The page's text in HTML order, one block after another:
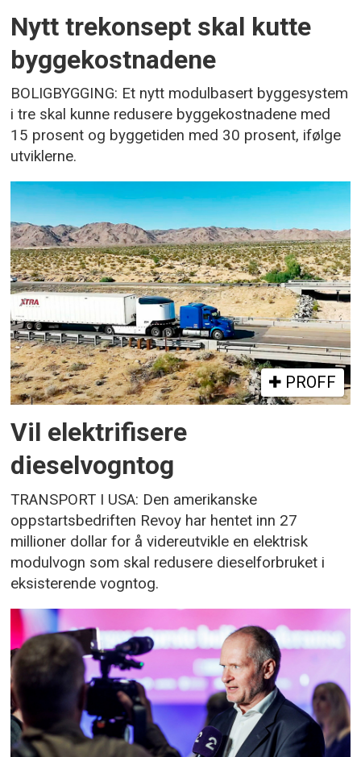
Nytt trekonsept skal kutte
byggekostnadene
BOLIGBYGGING: Et nytt modulbasert byggesystem
i tre skal kunne redusere byggekostnadene med
15 prosent og byggetiden med 30 prosent, ifølge
utviklerne.
PROFF
Vil elektrifisere
dieselvogntog
TRANSPORT I USA: Den amerikanske
oppstartsbedriften Revoy har hentet inn 27
millioner dollar for å videreutvikle en elektrisk
modulvogn som skal redusere dieselforbruket i
eksisterende vogntog.